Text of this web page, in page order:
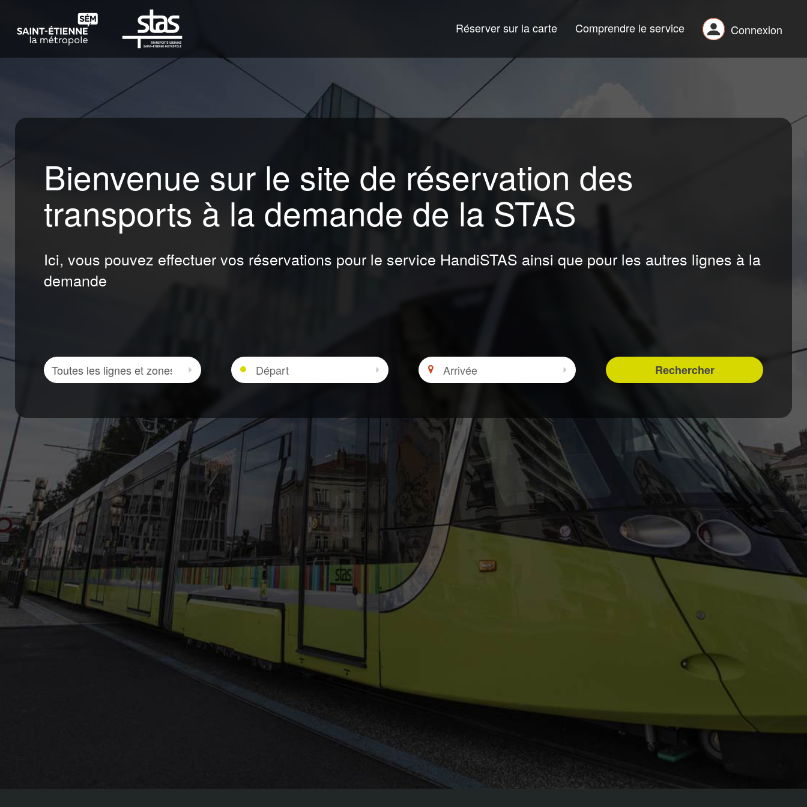
Connexion
Réserver sur la carte Comprendre le service
Bienvenue sur le site de réservation des
transports à la demande de la STAS
Ici, vous pouvez effectuer vos réservations pour le service HandiSTAS ainsi que pour les autres lignes à la
demande
Zone
Sélectionner la zone
Départ
Sélectionner le départ
Arrivée
Sélectionner l'arrivée
Rechercher